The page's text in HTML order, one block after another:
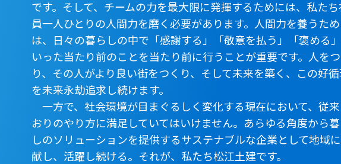
です。そして、チームの力を最大限に発揮するためには、私たち
員一人ひとりの人間力を磨く必要があります。人間力を養うた
は、日々の暮らしの中で「感謝する」「敬意を払う」「褒める
いった当たり前のことを当たり前に行うことが重要です。人をつ
り、その人がより良い街をつくり、そして未来を築く、この好
を未来永劫追求し続けます。
一方で、社会環境が目まぐるしく変化する現在において、従
おりのやり方に満足していてはいけません。あらゆる角度から
しのソリューションを提供するサステナブルな企業として地域
献し、活躍し続ける。それが、私たち松江土建です。